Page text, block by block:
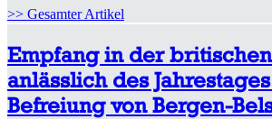
>> Gesamter Artikel
Empfang in der
anlässlich des
Befreiung von Bergen-